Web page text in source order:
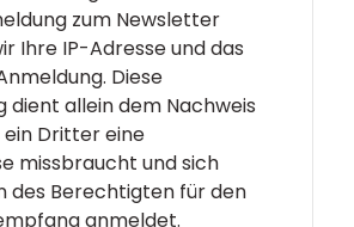
zum Newsletter
Ihre IP-Adresse und das
Diese
dient allein dem Nachweis
ein Dritter eine
missbraucht und sich
des Berechtigten für den
anmeldet.